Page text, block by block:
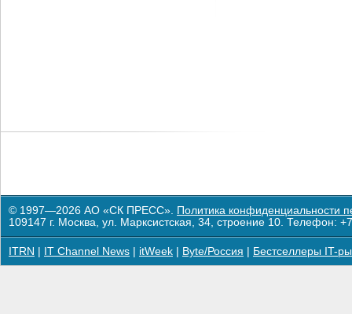
© 1997—2026 АО «СК ПРЕСС». Политика конфиденциальности
109147 г. Москва, ул. Марксистская, 34, строение 10. Телефон:
ITRN IT Channel News itWeek Byte/Россия Бестселлеры IT-